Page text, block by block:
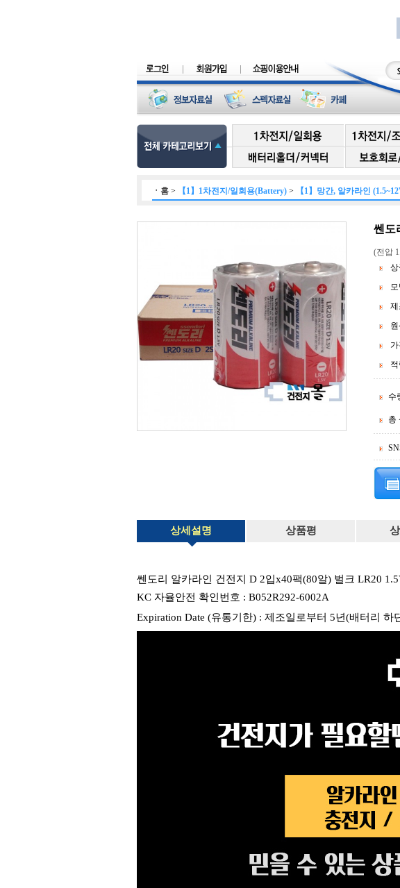
ㆍ 홈 > 【1】1차전지/일회용(Battery) > 【1】망간, 알카라인
쎈도
(전압
상
원
가
수
총
상세설명 상품평
쎈도리 알카라인 건전지 D 2입x40팩(80알) 벌크 LR20
KC 자율안전 확인번호 : B052R292-6002A
Expiration Date (유통기한) : 제조일로부터 5년(배터리 하